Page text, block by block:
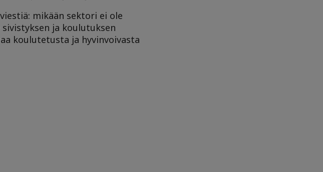
mikään sektori ei ole
ja koulutuksen
koulutetusta ja hyvinvoivasta